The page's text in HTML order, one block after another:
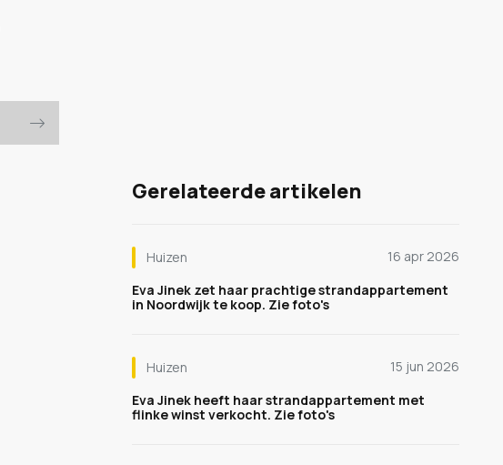
Gerelateerde artikelen
Huizen
16 apr 2026
Eva Jinek zet haar prachtige strandappartement
in Noordwijk te koop. Zie foto's
Huizen
15 jun 2026
Eva Jinek heeft haar strandappartement met
flinke winst verkocht. Zie foto's